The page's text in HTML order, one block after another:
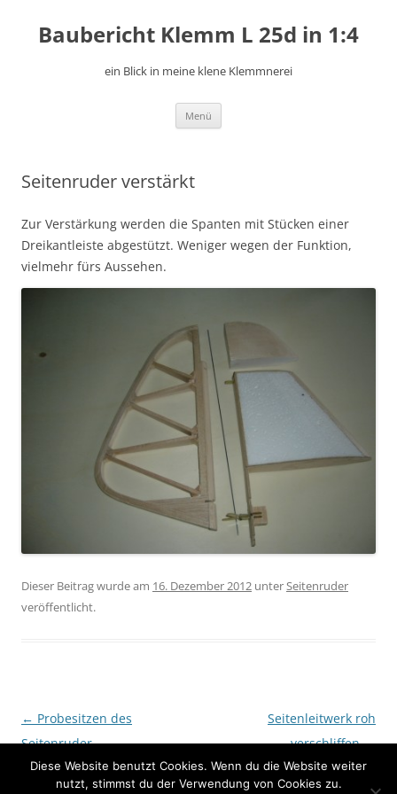
springen
Baubericht Klemm L 25d in 1:4
ein Blick in meine klene Klemmnerei
Menü
Seitenruder verstärkt
Zur Verstärkung werden die Spanten mit Stücken einer
Dreikantleiste abgestützt. Weniger wegen der Funktion,
vielmehr fürs Aussehen.
Dieser Beitrag wurde am 16. Dezember 2012 unter Seitenruder
veröffentlicht.
Beitragsnavigation
← Probesitzen des
Seitenruder
Seitenleitwerk roh
verschliffen→
Diese Website benutzt Cookies. Wenn du die Website weiter
nutzt, stimmst du der Verwendung von Cookies zu.